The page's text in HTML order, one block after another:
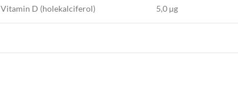
Vitamin D (holekalciferol) 5,0 µg